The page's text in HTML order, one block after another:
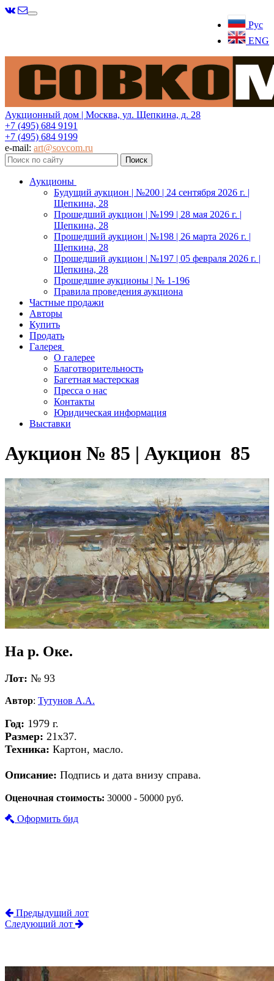
Рус
ENG
Меню
Аукционный дом | Москва, ул. Щепкина, д. 28
+7 (495) 684 9191
+7 (495) 684 9199
e-mail: art@sovcom.ru
Аукционы
Будущий аукцион | №200 | 24 сентября 2026 г. |
Щепкина, 28
Прошедший аукцион | №199 | 28 мая 2026 г. |
Щепкина, 28
Прошедший аукцион | №198 | 26 марта 2026 г. |
Щепкина, 28
Прошедший аукцион | №197 | 05 февраля 2026 г. |
Щепкина, 28
Прошедшие аукционы | № 1-196
Правила проведения аукциона
Частные продажи
Авторы
Купить
Продать
Галерея
О галерее
Благотворительность
Багетная мастерская
Пресса о нас
Контакты
Юридическая информация
Выставки
Аукцион № 85 | Аукцион 85
На р. Оке.
Лот: № 93
Автор: Тутунов А.А.
Год: 1979 г.
Размер: 21х37.
Техника: Картон, масло.
Описание: Подпись и дата внизу справа.
Оценочная стоимость: 30000 - 50000 руб.
Оформить бид
Предыдущий лот
Следующий лот